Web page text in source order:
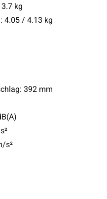
kg
4.05 / 4.13 kg
392 mm
s²